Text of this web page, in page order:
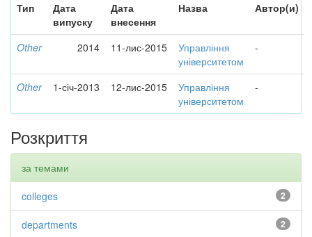
Тип
Дата
випуску
Дата
внесення
Назва Автор(и)
Other 2014 11-лис-2015
Управління
університетом
-
Other 1-січ-2013 12-лис-2015
Управління
університетом
-
Розкриття
за темами
2
colleges
2
departments